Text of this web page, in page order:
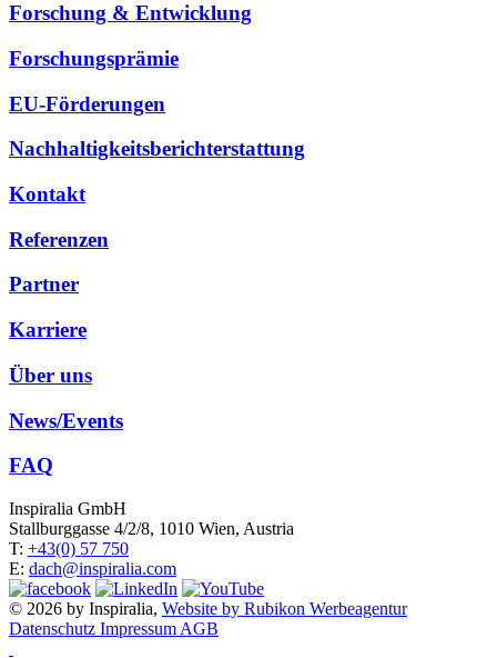
Forschung & Entwicklung
Forschungsprämie
EU-Förderungen
Nachhaltigkeitsberichterstattung
Kontakt
Referenzen
Partner
Karriere
Über uns
News/Events
FAQ
Inspiralia GmbH
Stallburggasse 4/2/8, 1010 Wien, Austria
T: +43(0) 57 750
E: dach@inspiralia.com
© 2026 by Inspiralia, Website by Rubikon Werbeagentur
Datenschutz Impressum AGB